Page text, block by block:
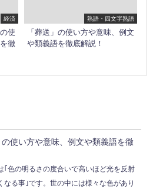
経済
使
徹
熟語・四文字熟語
「葬送」の使い方や意味、例文
や類義語を徹底解説！
の使い方や意味、例文や類義語を徹
｢色の明るさの度合いで高いほど光を反射
なる事｣です。世の中には様々な色があり